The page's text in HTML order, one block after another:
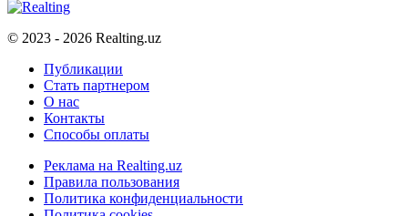
© 2023 - 2026 Realting.uz
Публикации
Стать партнером
О нас
Контакты
Способы оплаты
Реклама на Realting.uz
Правила пользования
Политика конфиденциальности